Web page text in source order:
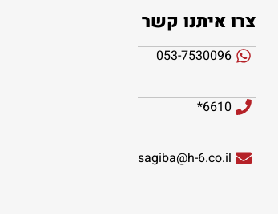
צרו איתנו קשר
053-7530096
6610*
sagiba@h-6.co.il